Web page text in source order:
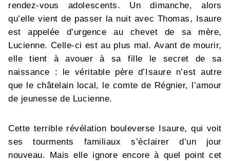
rendez-vous adolescents. Un dimanche, alors
qu’elle vient de passer la nuit avec Thomas, Isaure
est appelée d’urgence au chevet de sa mère,
Lucienne. Celle-ci est au plus mal. Avant de mourir,
elle tient à avouer à sa fille le secret de sa
naissance : le véritable père d’Isaure n’est autre
que le châtelain local, le comte de Régnier, l’amour
de jeunesse de Lucienne.
Cette terrible révélation bouleverse Isaure, qui voit
ses tourments familiaux s’éclairer d’un jour
nouveau. Mais elle ignore encore à quel point cet